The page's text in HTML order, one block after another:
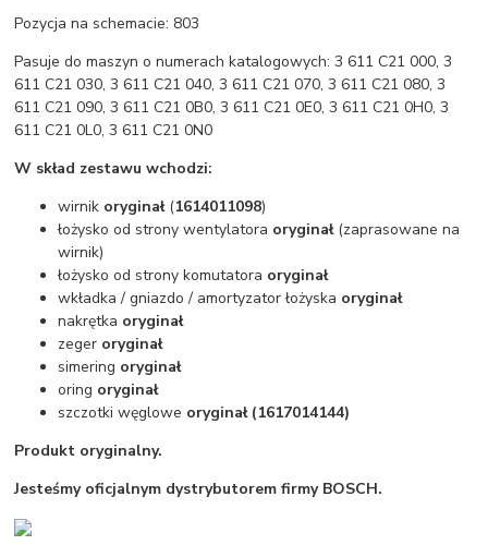
Pozycja na schemacie: 803
Pasuje do maszyn o numerach katalogowych: 3 611 C21 000, 3
611 C21 030, 3 611 C21 040, 3 611 C21 070, 3 611 C21 080, 3
611 C21 090, 3 611 C21 0B0, 3 611 C21 0E0, 3 611 C21 0H0, 3
611 C21 0L0, 3 611 C21 0N0
W skład zestawu wchodzi:
wirnik oryginał(1614011098)
łożysko od strony wentylatora oryginał (zaprasowane na
wirnik)
łożysko od strony komutatora oryginał
wkładka / gniazdo / amortyzator łożyska oryginał
nakrętka oryginał
zeger oryginał
simering oryginał
oring oryginał
szczotki węglowe oryginał (1617014144)
Produkt oryginalny.
Jesteśmy oficjalnym dystrybutorem firmy BOSCH.